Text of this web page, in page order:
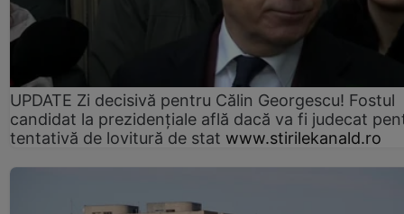
UPDATE Zi decisivă pentru Călin Georgescu! Fostul
candidat la prezidențiale află dacă va fi judecat
tentativă de lovitură de stat www.stirilekanald.ro